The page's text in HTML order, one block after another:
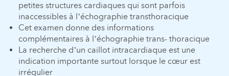
petites structures cardiaques qui sont parfois
inaccessibles à l’échographie transthoracique
Cet examen donne des informations
complémentaires à l’échographie trans- thoracique
La recherche d’un caillot intracardiaque est une
indication importante surtout lorsque le cœur est
irrégulier